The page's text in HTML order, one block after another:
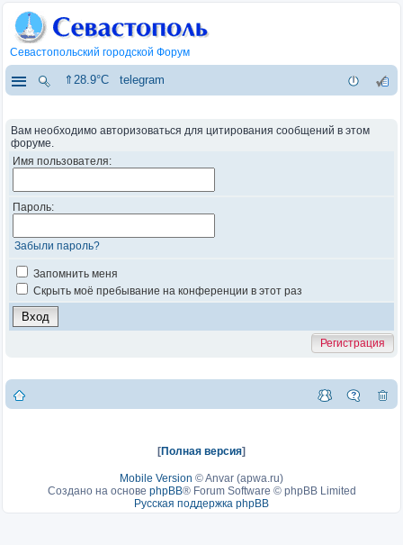
Севастопольский городской Форум
⇑28.9°C telegram
Вам необходимо авторизоваться для цитирования сообщений в этом
форуме.
Имя пользователя:
Пароль:
Забыли пароль?
Запомнить меня
Скрыть моё пребывание на конференции в этот раз
Регистрация
[Полная версия]
Mobile Version ©Anvar (apwa.ru)
Создано на основе phpBB® Forum Software © phpBB Limited
Русская поддержка phpBB